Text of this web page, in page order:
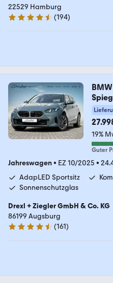
22529 Hamburg
4.6 Sterne
(194)
19%
Guter
Jahreswagen• EZ 10/2025 •
AdapLED Sportsitz
Sonnenschutzglas
Drexl + Ziegler GmbH & Co. KG
86199 Augsburg
4.7 Sterne
(161)